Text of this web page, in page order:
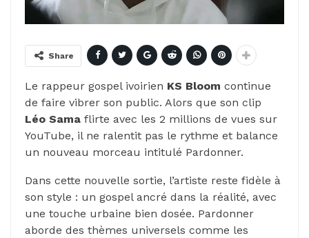
Share
Le rappeur gospel ivoirien KS Bloom continue
de faire vibrer son public. Alors que son clip
Léo Sama flirte avec les 2 millions de vues sur
YouTube, il ne ralentit pas le rythme et balance
un nouveau morceau intitulé Pardonner.
Dans cette nouvelle sortie, l’artiste reste fidèle à
son style : un gospel ancré dans la réalité, avec
une touche urbaine bien dosée. Pardonner
aborde des thèmes universels comme les